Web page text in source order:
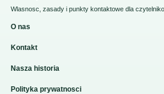
Wlasnosc, zasady i punkty kontaktowe dla
O nas
Kontakt
Nasza historia
Polityka prywatnosci